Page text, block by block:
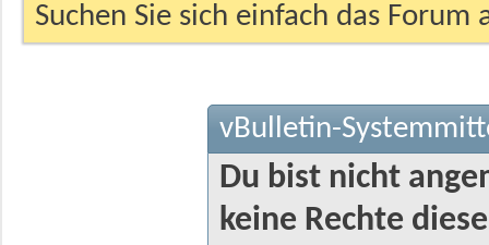
Suchen Sie sich einfach das
vBulletin-
Du bist nicht
keine Rechte